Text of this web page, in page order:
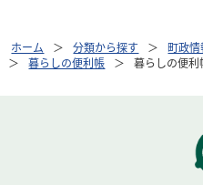
ホーム 分類から探す 町政情
暮らしの便利帳
暮らしの便利